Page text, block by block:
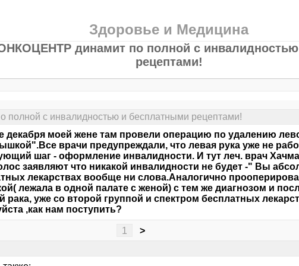
Здоровье и Медицина
динамит по полной с
рецептами!
с инвалидностью и бесплатными рецептами!
декабря моей жене там провели операцию по удалению
врачи предупреждали, что левая рука уже не
шаг - оформление инвалидности. И тут леч. врач
заявляют что никакой инвалидности не будет -" Вы
лекарствах вообще ни слова.Аналогично
лежала в одной палате с женой) с тем же диагнозом и
рака, уже со второй группой и спектром бесплатных
,как нам поступить?
1 >